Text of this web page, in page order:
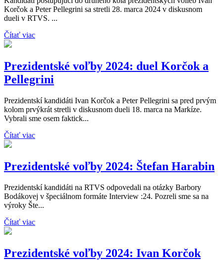
Korčok a Peter Pellegrini sa stretli 28. marca 2024 v diskusnom
dueli v RTVS. ...
Čítať viac
Prezidentské voľby 2024: duel Korčok a
Pellegrini
Prezidentskí kandidáti Ivan Korčok a Peter Pellegrini sa pred prvým
kolom prvýkrát stretli v diskusnom dueli 18. marca na Markíze.
Vybrali sme osem faktick...
Čítať viac
Prezidentské voľby 2024: Štefan Harabin
Prezidentskí kandidáti na RTVS odpovedali na otázky Barbory
Bodákovej v špeciálnom formáte Interview :24. Pozreli sme sa na
výroky Šte...
Čítať viac
Prezidentské voľby 2024: Ivan Korčok